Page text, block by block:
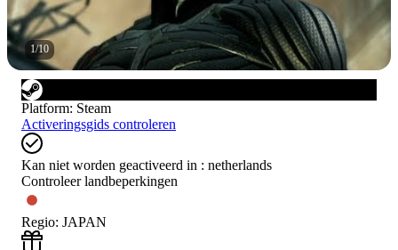
1/10
Platform: Steam
Activeringsgids controleren
Kan niet worden geactiveerd in : netherlands
Controleer landbeperkingen
Regio: JAPAN